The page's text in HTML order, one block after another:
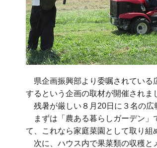
県企画振興部より委嘱されている
するという企画の取材が開催されま
残暑が厳しい８月20日に３名の広
まずは「農ある暮らしガーデン」
て、これなら家庭菜園として取り組
次に、ハウス内で果菜類の収穫と